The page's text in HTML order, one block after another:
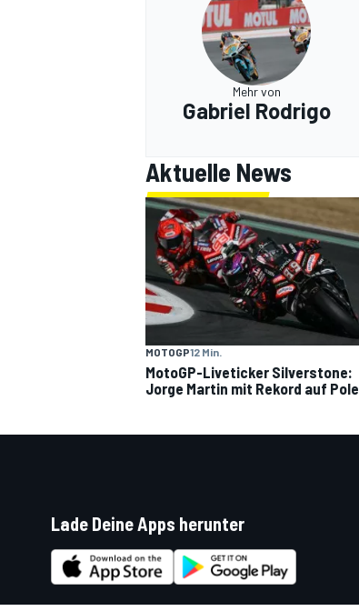
Mehr von
Gabriel Rodrigo
Aktuelle News
MOTOGP12 Min.
MotoGP-Liveticker Silverstone:
Jorge Martin mit Rekord auf Pole
Lade Deine Apps herunter